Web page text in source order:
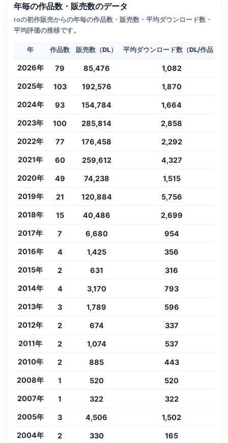
年毎の作品数・販売数のデータ
roの初作販売からの年毎の作品数・販売数・平均ダウンロード数・
平均評価の推移です。
年 作品数 販売数（DL） 平均ダウンロード数（DL/作品）
2026年 79 85,476 1,082
2025年 103 192,576 1,870
2024年 93 154,784 1,664
2023年 100 285,814 2,858
2022年 77 176,458 2,292
2021年 60 259,612 4,327
2020年 49 74,238 1,515
2019年 21 120,884 5,756
2018年 15 40,486 2,699
2017年 7 6,680 954
2016年 4 1,425 356
2015年 2 631 316
2014年 4 3,170 793
2013年 3 1,789 596
2012年 2 674 337
2011年 2 1,074 537
2010年 2 885 443
2008年 1 520 520
2007年 1 322 322
2005年 3 4,506 1,502
2004年 2 330 165